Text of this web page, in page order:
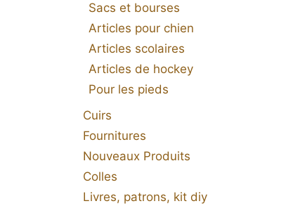
Sacs et bourses
Articles pour chien
Articles scolaires
Articles de hockey
Pour les pieds
Cuirs
Fournitures
Nouveaux Produits
Colles
Livres, patrons, kit diy